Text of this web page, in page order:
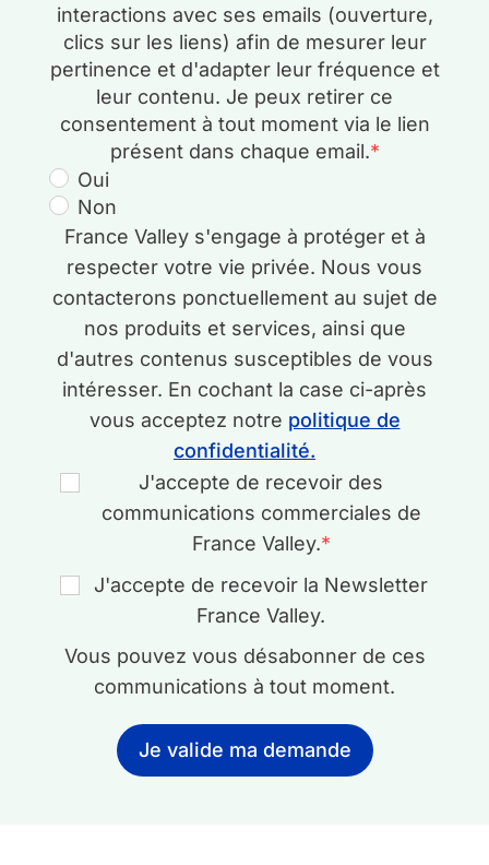
interactions avec ses emails (ouverture,
clics sur les liens) afin de mesurer leur
pertinence et d'adapter leur fréquence et
leur contenu. Je peux retirer ce
consentement à tout moment via le lien
présent dans chaque email.*
Oui
Non
France Valley s'engage à protéger et à
respecter votre vie privée. Nous vous
contacterons ponctuellement au sujet de
nos produits et services, ainsi que
d'autres contenus susceptibles de vous
intéresser. En cochant la case ci-après
vous acceptez notre politique de
confidentialité.
J'accepte de recevoir des
communications commerciales de
France Valley.*
J'accepte de recevoir la Newsletter
France Valley.
Vous pouvez vous désabonner de ces
communications à tout moment.